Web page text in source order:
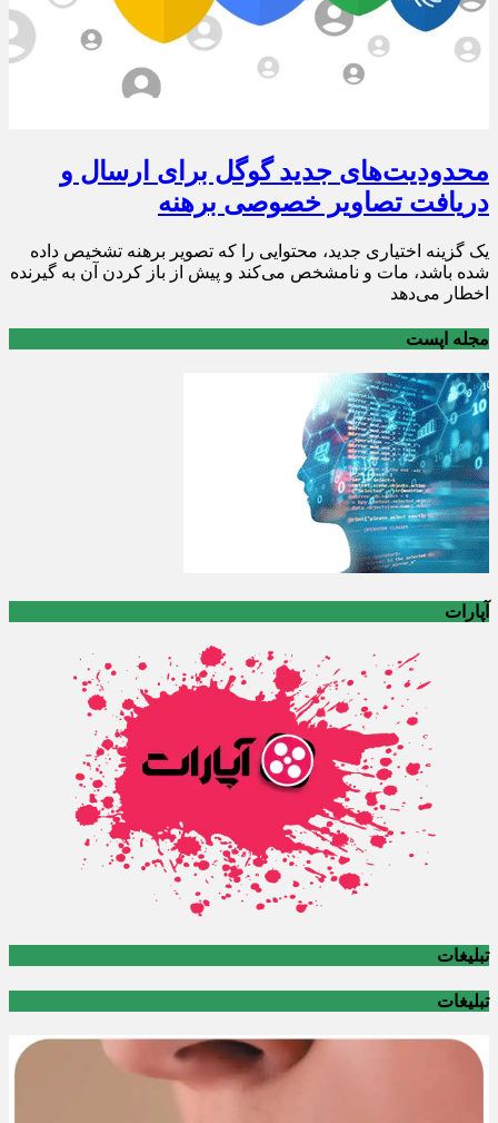
محدودیت‌های جدید گوگل برای ارسال و
دریافت تصاویر خصوصی برهنه
یک گزینه اختیاری جدید، محتوایی را که تصویر برهنه تشخیص داده
شده باشد، مات و نامشخص می‌کند و پیش از باز کردن آن به گیرنده
اخطار می‌دهد
مجله اپست
آپارات
تبلیغات
تبلیغات